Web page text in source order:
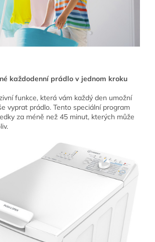
každodenní prádlo v jednom kroku
funkce, která vám každý den umožní
vyprat prádlo. Tento speciální program
za méně než 45 minut, kterých může